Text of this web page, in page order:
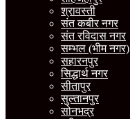
श्रावस्ती
संत कबीर नगर
संत रविदास नगर
सम्भल (भीम नगर)
सहारनपुर
सिद्धार्थ नगर
सीतापुर
सुल्तानपुर
सोनभद्र